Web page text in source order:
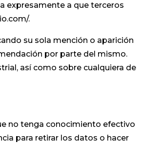
expresamente a que terceros
.
su sola mención o aparición
por parte del mismo.
así como sobre cualquiera de
no tenga conocimiento efectivo
para retirar los datos o hacer